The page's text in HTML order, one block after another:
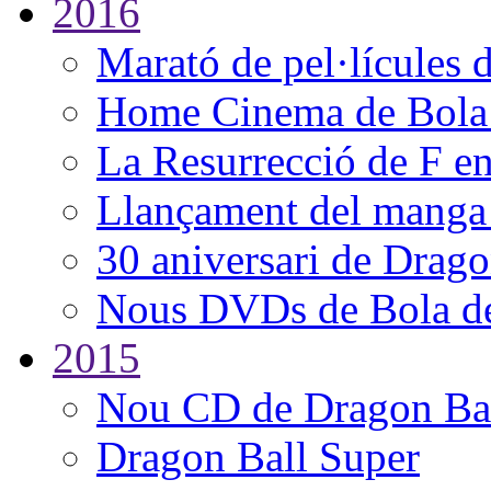
2016
Marató de pel·lícules
Home Cinema de
La Resurrecció de F
Llançament del
30 aniversari de
Nous DVDs de Bola
2015
Nou CD de Dragon
Dragon Ball Super